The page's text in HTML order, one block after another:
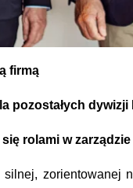
firmą
pozostałych dywizji
rolami w
zorientowanej